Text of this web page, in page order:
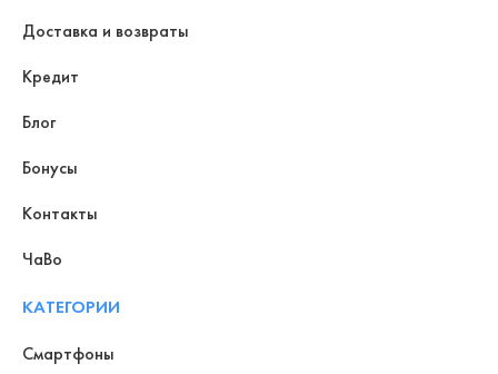
Доставка и возвраты
Кредит
Блог
Бонусы
Контакты
ЧаВо
КАТЕГОРИИ
Смартфоны